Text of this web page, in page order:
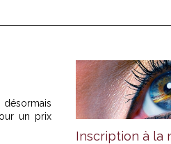
un prix
Inscription à la